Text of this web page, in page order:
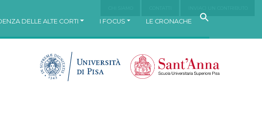
DELLE ALTE CORTI I FOCUS LE CRONACHE